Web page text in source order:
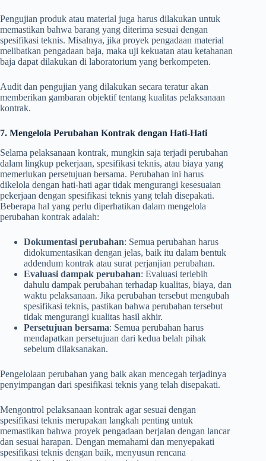
Pengujian produk atau material juga harus dilakukan untuk
memastikan bahwa barang yang diterima sesuai dengan
spesifikasi teknis. Misalnya, jika proyek pengadaan material
melibatkan pengadaan baja, maka uji kekuatan atau ketahanan
baja dapat dilakukan di laboratorium yang berkompeten.
Audit dan pengujian yang dilakukan secara teratur akan
memberikan gambaran objektif tentang kualitas pelaksanaan
kontrak.
7. Mengelola Perubahan Kontrak dengan Hati-Hati
Selama pelaksanaan kontrak, mungkin saja terjadi perubahan
dalam lingkup pekerjaan, spesifikasi teknis, atau biaya yang
memerlukan persetujuan bersama. Perubahan ini harus
dikelola dengan hati-hati agar tidak mengurangi kesesuaian
pekerjaan dengan spesifikasi teknis yang telah disepakati.
Beberapa hal yang perlu diperhatikan dalam mengelola
perubahan kontrak adalah:
Dokumentasi perubahan: Semua perubahan harus
didokumentasikan dengan jelas, baik itu dalam bentuk
addendum kontrak atau surat perjanjian perubahan.
Evaluasi dampak perubahan: Evaluasi terlebih
dahulu dampak perubahan terhadap kualitas, biaya, dan
waktu pelaksanaan. Jika perubahan tersebut mengubah
spesifikasi teknis, pastikan bahwa perubahan tersebut
tidak mengurangi kualitas hasil akhir.
Persetujuan bersama: Semua perubahan harus
mendapatkan persetujuan dari kedua belah pihak
sebelum dilaksanakan.
Pengelolaan perubahan yang baik akan mencegah terjadinya
penyimpangan dari spesifikasi teknis yang telah disepakati.
Mengontrol pelaksanaan kontrak agar sesuai dengan
spesifikasi teknis merupakan langkah penting untuk
memastikan bahwa proyek pengadaan berjalan dengan lancar
dan sesuai harapan. Dengan memahami dan menyepakati
spesifikasi teknis dengan baik, menyusun rencana